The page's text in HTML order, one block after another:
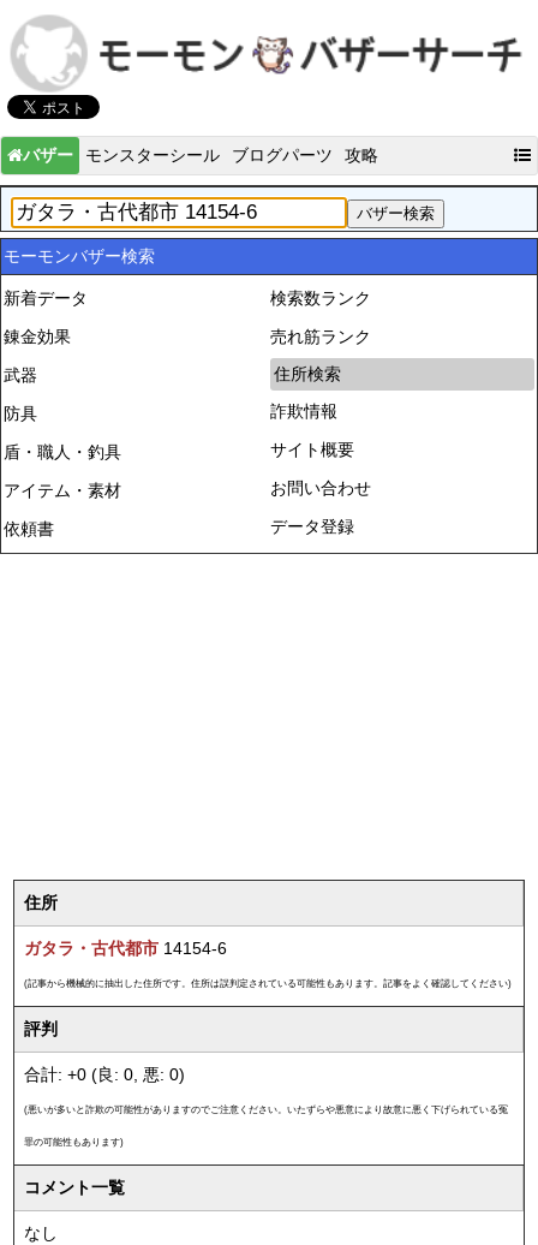
バザー モンスターシール ブログパーツ 攻略
モーモンバザー検索
新着データ
錬金効果
武器
防具
盾・職人・釣具
アイテム・素材
依頼書
検索数ランク
売れ筋ランク
住所検索
詐欺情報
サイト概要
お問い合わせ
データ登録
住所
ガタラ・古代都市 14154-6
(記事から機械的に抽出した住所です。住所は誤判定されている可能性もあります。記事をよく確認してください)
評判
合計: +0 (良: 0, 悪: 0)
(悪いが多いと詐欺の可能性がありますのでご注意ください。いたずらや悪意により故意に悪く下げられている冤
罪の可能性もあります)
コメント一覧
なし